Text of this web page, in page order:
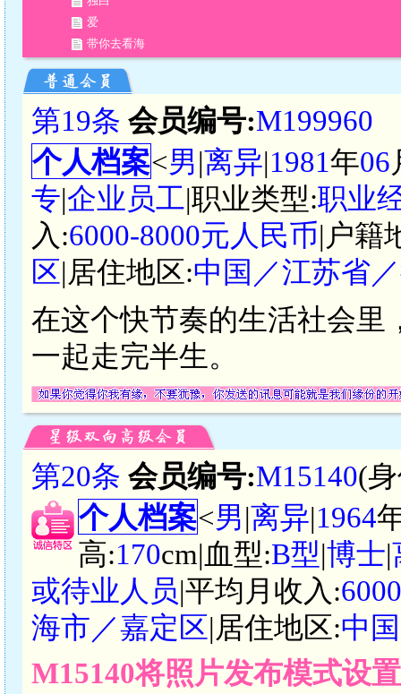
爱
带你去看海
第19条 会员编号:M199960
个人档案<男|离异|1981年06
专|企业员工|职业类型:职业
入:6000-8000元人民币|户籍
区|居住地区:中国／江苏省
在这个快节奏的生活社会里
一起走完半生。
第20条 会员编号:M15140(
个人档案<男|离异|1964
高:170cm|血型:B型|博士|
或待业人员|平均月收入:
海市／嘉定区|居住地区:中
M15140将照片发布模式设